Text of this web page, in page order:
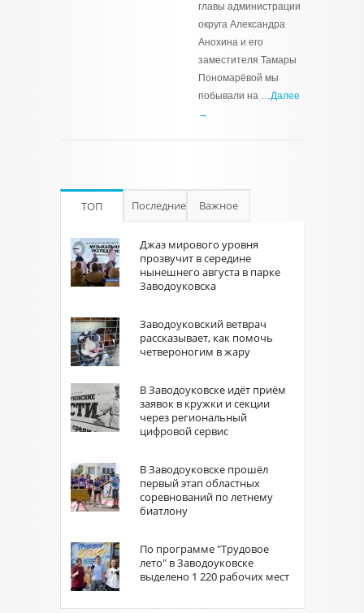
главы администрации
округа Александра
Анохина и его
заместителя Тамары
Пономарёвой мы
побывали на …Далее
→
ТОП Последние Важное
Джаз мирового уровня
прозвучит в середине
нынешнего августа в парке
Заводоуковска
Заводоуковский ветврач
рассказывает, как помочь
четвероногим в жару
В Заводоуковске идёт приём
заявок в кружки и секции
через региональный
цифровой сервис
В Заводоуковске прошёл
первый этап областных
соревнований по летнему
биатлону
По программе "Трудовое
лето" в Заводоуковске
выделено 1 220 рабочих мест